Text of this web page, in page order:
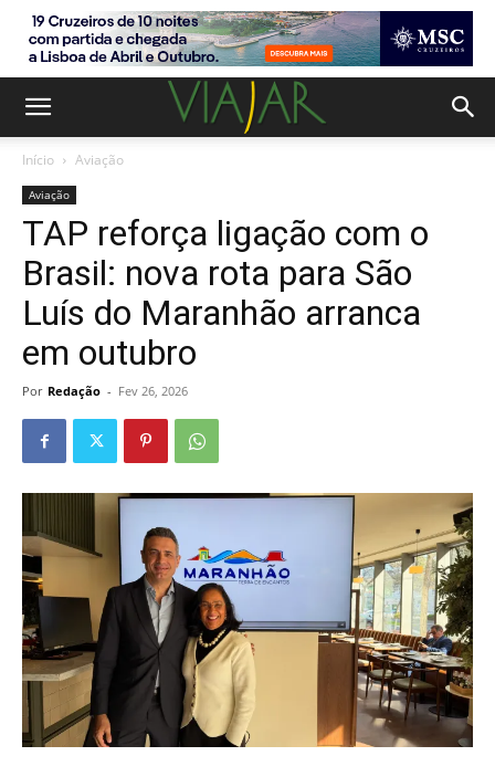
Início Aviação
Aviação
TAP reforça ligação com o
Brasil: nova rota para São
Luís do Maranhão arranca
em outubro
Por Redação - Fev 26, 2026